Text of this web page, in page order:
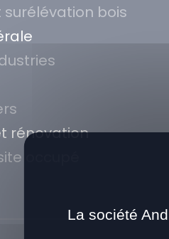
bois
rénovation
occupé
La société